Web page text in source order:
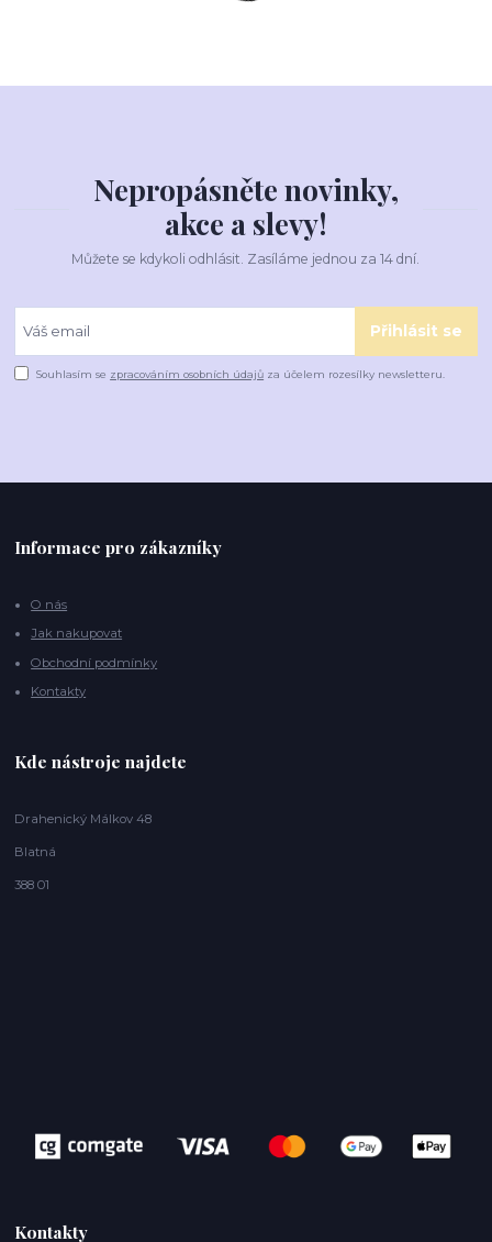
Nepropásněte novinky,
akce a slevy!
Můžete se kdykoli odhlásit. Zasíláme jednou za 14 dní.
Přihlásit se
Souhlasím se zpracováním osobních údajů za účelem rozesílky newsletteru.
Informace pro zákazníky
O nás
Jak nakupovat
Obchodní podmínky
Kontakty
Kde nástroje najdete
Drahenický Málkov 48
Blatná
388 01
Kontakty